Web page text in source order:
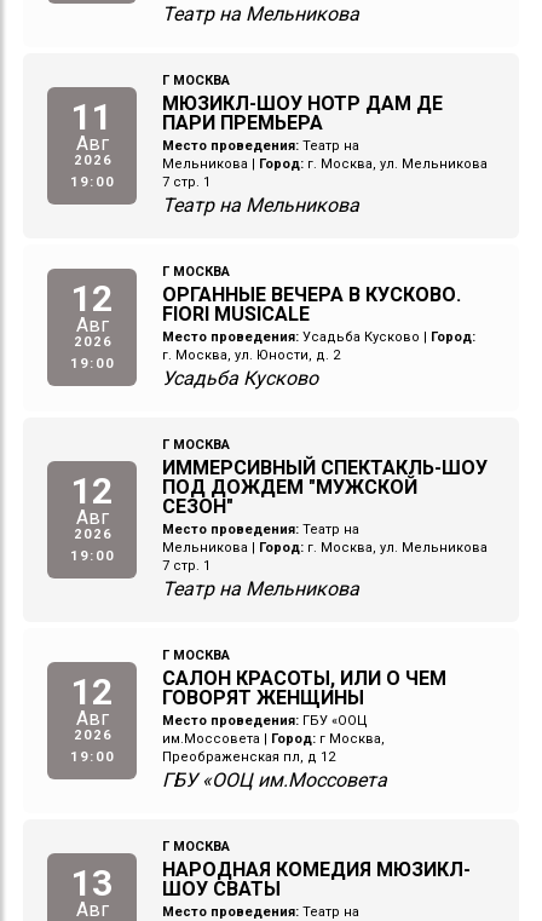
Театр на Мельникова
11
Авг
2026
19:00
Г МОСКВА
МЮЗИКЛ-ШОУ НОТР ДАМ ДЕ
ПАРИ ПРЕМЬЕРА
Место проведения: Театр на
Мельникова | Город: г. Москва, ул. Мельникова
7 стр. 1
Театр на Мельникова
12
Авг
2026
19:00
Г МОСКВА
ОРГАННЫЕ ВЕЧЕРА В КУСКОВО.
FIORI MUSICALE
Место проведения: Усадьба Кусково | Город:
г. Москва, ул. Юности, д. 2
Усадьба Кусково
12
Авг
2026
19:00
Г МОСКВА
ИММЕРСИВНЫЙ СПЕКТАКЛЬ-ШОУ
ПОД ДОЖДЕМ "МУЖСКОЙ
СЕЗОН"
Место проведения: Театр на
Мельникова | Город: г. Москва, ул. Мельникова
7 стр. 1
Театр на Мельникова
12
Авг
2026
19:00
Г МОСКВА
САЛОН КРАСОТЫ, ИЛИ О ЧЕМ
ГОВОРЯТ ЖЕНЩИНЫ
Место проведения: ГБУ «ООЦ
им.Моссовета | Город: г Москва,
Преображенская пл, д 12
ГБУ «ООЦ им.Моссовета
13
Авг
Г МОСКВА
НАРОДНАЯ КОМЕДИЯ МЮЗИКЛ-
ШОУ СВАТЫ
Место проведения: Театр на